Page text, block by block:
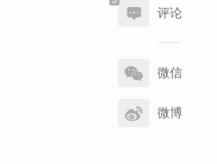
评论
享
到
微信
微博